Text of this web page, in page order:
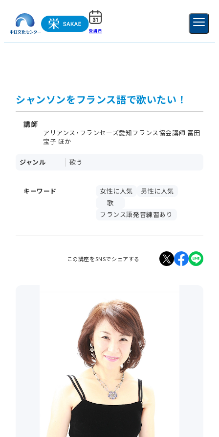
受講日 新規登録
シャンソンをフランス語で歌いたい！
講師
アリアンス・フランセーズ愛知フランス協会講師 富田
宝子 ほか
ジャンル 歌う
キーワード 女性に人気
男性に人気
歌
フランス語発音練習あり
この講座をSNSでシェアする